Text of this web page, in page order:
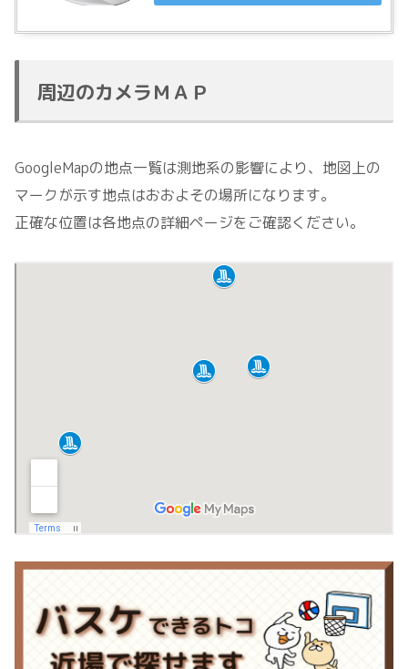
周辺のカメラＭＡＰ
GoogleMapの地点一覧は測地系の影響により、地図上の
マークが示す地点はおおよその場所になります。
正確な位置は各地点の詳細ページをご確認ください。